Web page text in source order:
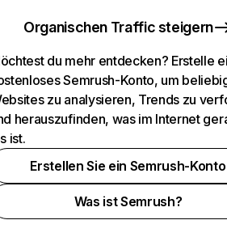
Organischen Traffic steigern
du mehr entdecken? Erstelle
Semrush-Konto, um
zu analysieren, Trends zu
herauszufinden, was im Internet
ist.
Erstellen Sie ein Semrush-Konto
Was ist Semrush?